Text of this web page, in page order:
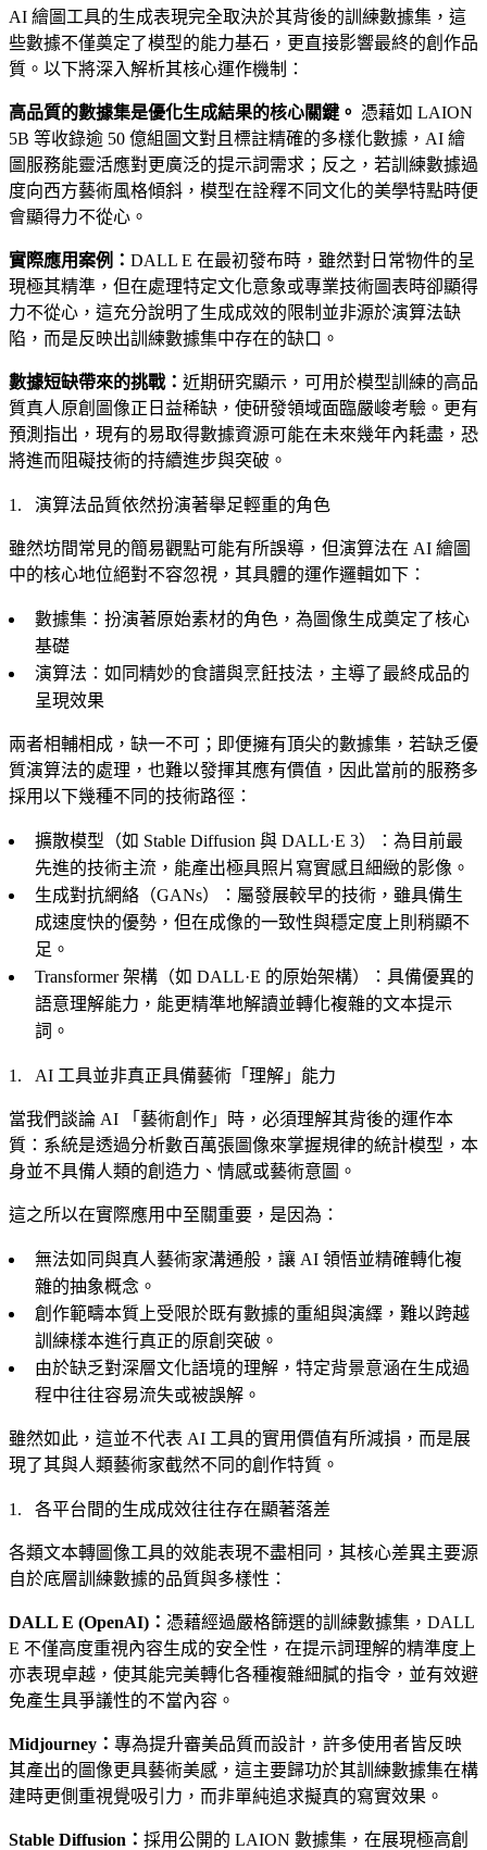
AI 繪圖工具的生成表現完全取決於其背後的訓練數據集，這
些數據不僅奠定了模型的能力基石，更直接影響最終的創作品
質。以下將深入解析其核心運作機制：
高品質的數據集是優化生成結果的核心關鍵。 憑藉如 LAION
5B 等收錄逾 50 億組圖文對且標註精確的多樣化數據，AI 繪
圖服務能靈活應對更廣泛的提示詞需求；反之，若訓練數據過
度向西方藝術風格傾斜，模型在詮釋不同文化的美學特點時便
會顯得力不從心。
實際應用案例： DALL E 在最初發布時，雖然對日常物件的呈
現極其精準，但在處理特定文化意象或專業技術圖表時卻顯得
力不從心，這充分說明了生成成效的限制並非源於演算法缺
陷，而是反映出訓練數據集中存在的缺口。
數據短缺帶來的挑戰： 近期研究顯示，可用於模型訓練的高品
質真人原創圖像正日益稀缺，使研發領域面臨嚴峻考驗。更有
預測指出，現有的易取得數據資源可能在未來幾年內耗盡，恐
將進而阻礙技術的持續進步與突破。
演算法品質依然扮演著舉足輕重的角色
雖然坊間常見的簡易觀點可能有所誤導，但演算法在 AI 繪圖
中的核心地位絕對不容忽視，其具體的運作邏輯如下：
數據集：扮演著原始素材的角色，為圖像生成奠定了核心
基礎
演算法：如同精妙的食譜與烹飪技法，主導了最終成品的
呈現效果
兩者相輔相成，缺一不可；即便擁有頂尖的數據集，若缺乏優
質演算法的處理，也難以發揮其應有價值，因此當前的服務多
採用以下幾種不同的技術路徑：
擴散模型（如 Stable Diffusion 與 DALL·E 3）：為目前最
先進的技術主流，能產出極具照片寫實感且細緻的影像。
生成對抗網絡（GANs）：屬發展較早的技術，雖具備生
成速度快的優勢，但在成像的一致性與穩定度上則稍顯不
足。
Transformer 架構（如 DALL·E 的原始架構）：具備優異的
語意理解能力，能更精準地解讀並轉化複雜的文本提示
詞。
AI 工具並非真正具備藝術「理解」能力
當我們談論 AI 「藝術創作」時，必須理解其背後的運作本
質：系統是透過分析數百萬張圖像來掌握規律的統計模型，本
身並不具備人類的創造力、情感或藝術意圖。
這之所以在實際應用中至關重要，是因為：
無法如同與真人藝術家溝通般，讓 AI 領悟並精確轉化複
雜的抽象概念。
創作範疇本質上受限於既有數據的重組與演繹，難以跨越
訓練樣本進行真正的原創突破。
由於缺乏對深層文化語境的理解，特定背景意涵在生成過
程中往往容易流失或被誤解。
雖然如此，這並不代表 AI 工具的實用價值有所減損，而是展
現了其與人類藝術家截然不同的創作特質。
各平台間的生成成效往往存在顯著落差
各類文本轉圖像工具的效能表現不盡相同，其核心差異主要源
自於底層訓練數據的品質與多樣性：
DALL E (OpenAI)： 憑藉經過嚴格篩選的訓練數據集，DALL
E 不僅高度重視內容生成的安全性，在提示詞理解的精準度上
亦表現卓越，使其能完美轉化各種複雜細膩的指令，並有效避
免產生具爭議性的不當內容。
Midjourney： 專為提升審美品質而設計，許多使用者皆反映
其產出的圖像更具藝術美感，這主要歸功於其訓練數據集在構
建時更側重視覺吸引力，而非單純追求擬真的寫實效果。
Stable Diffusion： 採用公開的 LAION 數據集，在展現極高創